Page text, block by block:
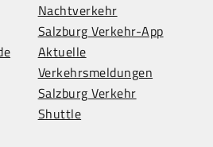
Nachtverkehr
Salzburg Verkehr-App
Aktuelle
Verkehrsmeldungen
Salzburg Verkehr
Shuttle